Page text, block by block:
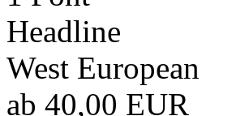
Headline
West European
ab 40,00 EUR